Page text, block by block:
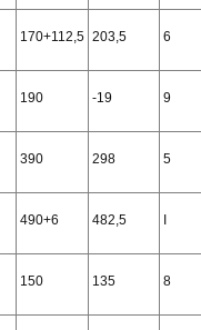
170+112,5 203,5 6
190 -19 9
390 298 5
490+6 482,5 І
150 135 8